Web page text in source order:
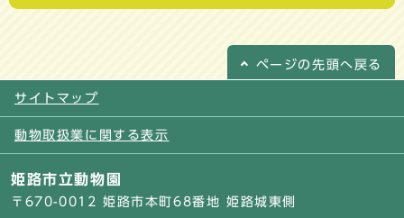
ページの 先頭へ戻る
サイトマップ
動物取扱業に関する表示
姫路市立動物園
〒670-0012 姫路市本町68番地 姫路城東側